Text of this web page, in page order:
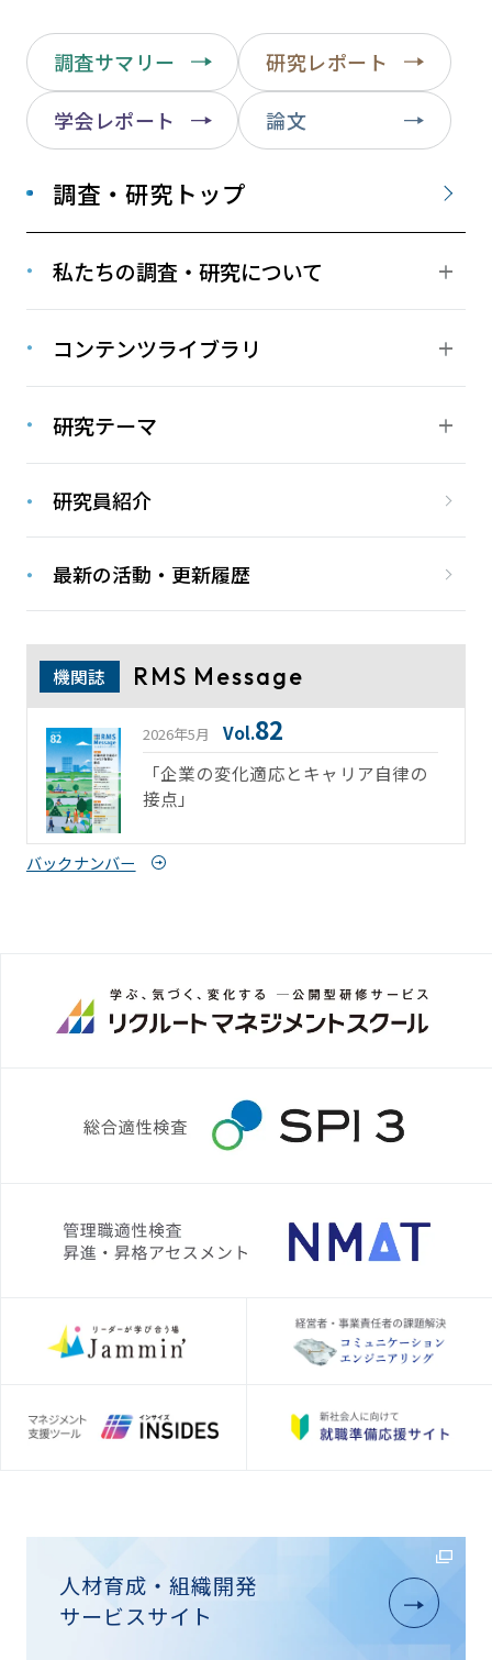
調査・研究トップ
私たちの調査・研究について
コンテンツライブラリ
研究テーマ
研究員紹介
最新の活動・更新履歴
機関誌 RMS Message
「企業の変化適応とキャリア自律の
接点」
2026年5月 Vol.82
バックナンバー
調査サマリー 研究レポート
学会レポート 論文
人材育成・組織開発
サービスサイト